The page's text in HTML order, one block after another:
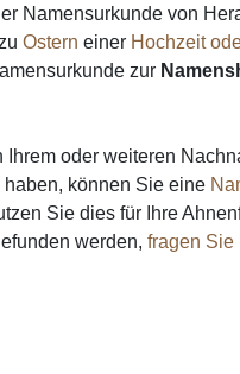
Namensurkunde von
Ostern einer Hochzeit
zur
oder weiteren
können Sie eine
Sie dies für Ihre
werden,fragen Sie